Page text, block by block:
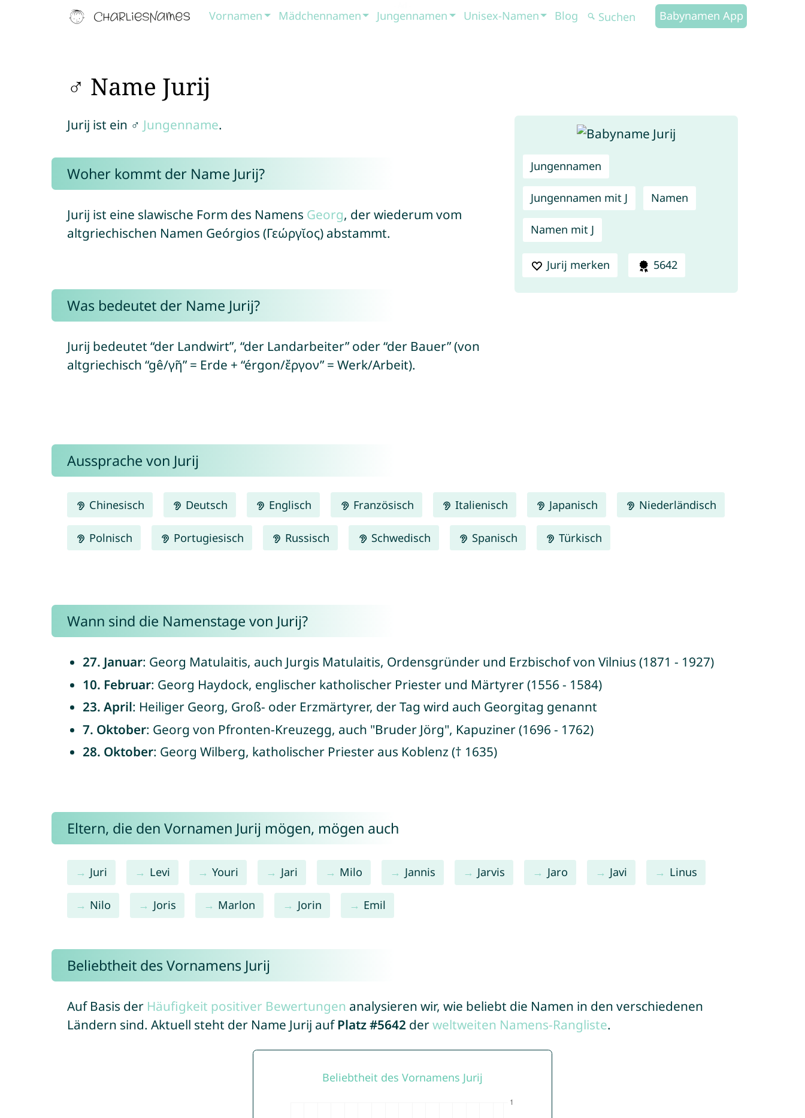
Vornamen Mädchennamen Jungennamen Unisex-Namen Blog Babynamen App
♂ Name Jurij
Jungennamen
Jungennamen mit J Namen
Namen mit J
Jurij merken 5642
Jurij ist ein ♂ Jungenname.
Woher kommt der Name Jurij?
Jurij ist eine slawische Form des Namens Georg, der wiederum vom
altgriechischen Namen Geórgios (Γεώργῐος) abstammt.
Was bedeutet der Name Jurij?
Jurij bedeutet “der Landwirt”, “der Landarbeiter” oder “der Bauer” (von
altgriechisch “gê/γῆ” = Erde + “érgon/ἔργον” = Werk/Arbeit).
Aussprache von Jurij
Chinesisch Deutsch Englisch Französisch Italienisch Japanisch Niederländisch
Polnisch Portugiesisch Russisch Schwedisch Spanisch Türkisch
Wann sind die Namenstage von Jurij?
27. Januar: Georg Matulaitis, auch Jurgis Matulaitis, Ordensgründer und Erzbischof von Vilnius (1871 - 1927)
10. Februar: Georg Haydock, englischer katholischer Priester und Märtyrer (1556 - 1584)
23. April: Heiliger Georg, Groß- oder Erzmärtyrer, der Tag wird auch Georgitag genannt
7. Oktober: Georg von Pfronten-Kreuzegg, auch "Bruder Jörg", Kapuziner (1696 - 1762)
28. Oktober: Georg Wilberg, katholischer Priester aus Koblenz († 1635)
Eltern, die den Vornamen Jurij mögen, mögen auch
Juri Levi Youri Jari Milo Jannis Jarvis Jaro Javi Linus
Nilo Joris Marlon Jorin Emil
Beliebtheit des Vornamens Jurij
Auf Basis der Häufigkeit positiver Bewertungen analysieren wir, wie beliebt die Namen in den verschiedenen
Ländern sind. Aktuell steht der Name Jurij auf Platz #5642 derweltweiten Namens-Rangliste.